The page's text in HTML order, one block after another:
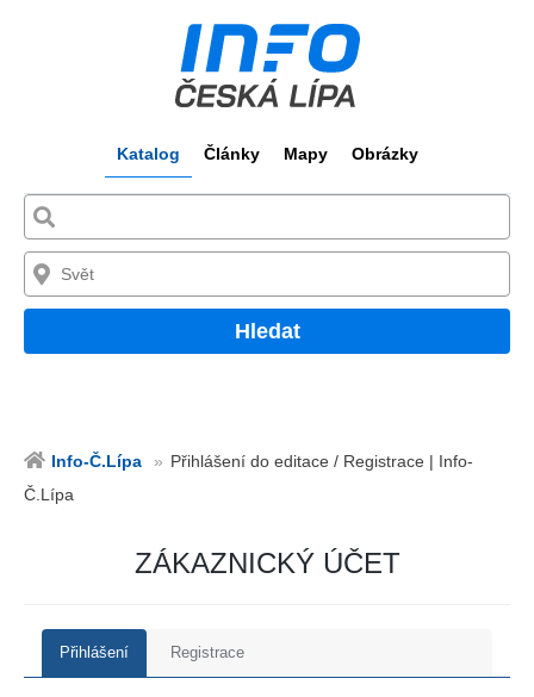
Katalog Články Mapy Obrázky
Hledat
Info-Č.Lípa
Přihlášení do editace / Registrace | Info-
Č.Lípa
ZÁKAZNICKÝ ÚČET
Přihlášení Registrace